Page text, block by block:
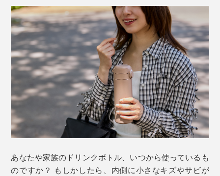
あなたや家族のドリンクボトル、いつから使っているも
のですか？ もしかしたら、内側に小さなキズやサビが